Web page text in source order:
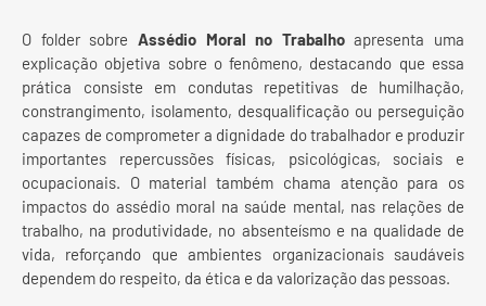
O folder sobre Assédio Moral no Trabalhoapresenta uma
explicação objetiva sobre o fenômeno, destacando que essa
prática consiste em condutas repetitivas de humilhação,
constrangimento, isolamento, desqualificação ou perseguição
capazes de comprometer a dignidade do trabalhador e produzir
importantes repercussões físicas, psicológicas, sociais e
ocupacionais. O material também chama atenção para os
impactos do assédio moral na saúde mental, nas relações de
trabalho, na produtividade, no absenteísmo e na qualidade de
vida, reforçando que ambientes organizacionais saudáveis
dependem do respeito, da ética e da valorização das pessoas.